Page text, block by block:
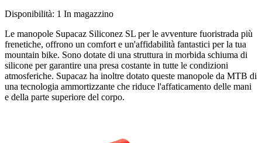
Disponibilità: 1 In magazzino
Le manopole Supacaz Siliconez SL per le avventure fuoristrada più
frenetiche, offrono un comfort e un'affidabilità fantastici per la tua
mountain bike. Sono dotate di una struttura in morbida schiuma di
silicone per garantire una presa costante in tutte le condizioni
atmosferiche. Supacaz ha inoltre dotato queste manopole da MTB di
una tecnologia ammortizzante che riduce l'affaticamento delle mani
e della parte superiore del corpo.